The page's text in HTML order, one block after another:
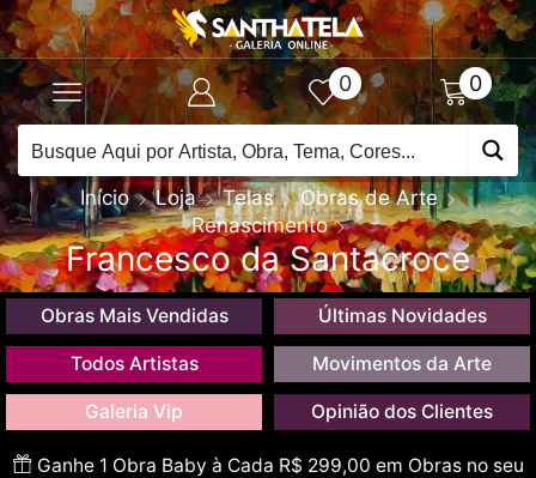
0 0
Início Loja Telas
Obras de Arte
Renascimento
Francesco da Santacroce
Obras Mais Vendidas Últimas Novidades
Todos Artistas Movimentos da Arte
Galeria Vip Opinião dos Clientes
Ganhe 1 Obra Baby à Cada R$ 299,00 em Obras no seu